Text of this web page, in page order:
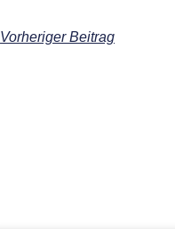
Vorheriger Beitrag